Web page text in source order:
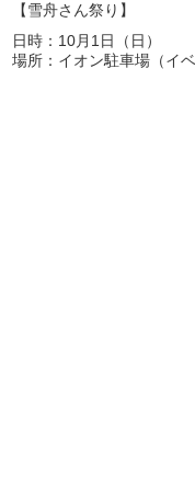
【雪舟さん祭り】
日時：10月1日（日）
場所：イオン駐車場（イ